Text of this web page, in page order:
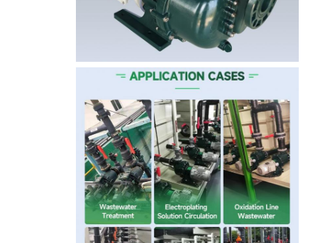
پمپ عمودی
پمپ عمودی استیل ضد زنگ
پمپ شیمیایی فلوئور
فیلتر مایع شیمیایی
پمپ دیافراگم پنوماتیک